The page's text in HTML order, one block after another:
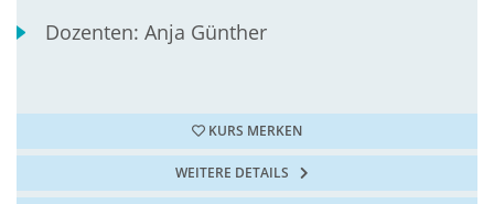
Dozenten:Anja Günther
KURS MERKEN
WEITERE DETAILS